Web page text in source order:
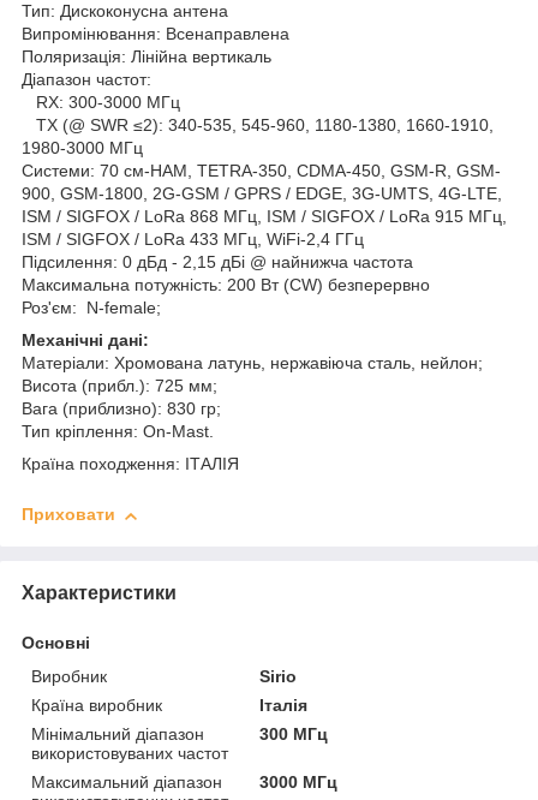
Тип: Дискоконусна антена
Випромінювання: Всенаправлена
Поляризація: Лінійна вертикаль
Діапазон частот:
RX: 300-3000 МГц
TX (@ SWR ≤2): 340-535, 545-960, 1180-1380, 1660-1910,
1980-3000 МГц
Системи: 70 см-HAM, TETRA-350, CDMA-450, GSM-R, GSM-
900, GSM-1800, 2G-GSM / GPRS / EDGE, 3G-UMTS, 4G-LTE,
ISM / SIGFOX / LoRa 868 МГц, ISM / SIGFOX / LoRa 915 МГц,
ISM / SIGFOX / LoRa 433 МГц, WiFi-2,4 ГГц
Підсилення: 0 дБд - 2,15 дБі @ найнижча частота
Максимальна потужність: 200 Вт (CW) безперервно
Роз'єм: N-female;
Механічні дані:
Матеріали: Хромована латунь, нержавіюча сталь, нейлон;
Висота (прибл.): 725 мм;
Вага (приблизно): 830 гр;
Тип кріплення: On-Mast.
Країна походження: ІТАЛІЯ
Приховати
Характеристики
Основні
Виробник
Sirio
Країна виробник
Італія
Мінімальний діапазон
використовуваних частот
300 МГц
Максимальний діапазон
3000 МГц